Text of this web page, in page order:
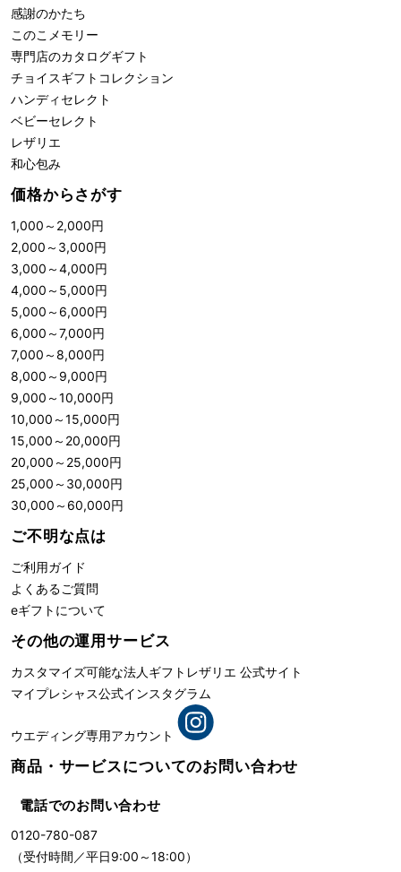
感謝のかたち
このこメモリー
専門店のカタログギフト
チョイスギフトコレクション
ハンディセレクト
ベビーセレクト
レザリエ
和心包み
価格からさがす
1,000 ～ 2,000円
2,000 ～ 3,000円
3,000 ～4,000円
4,000 ～ 5,000円
5,000 ～ 6,000円
6,000 ～7,000円
7,000 ～8,000円
8,000 ～ 9,000円
9,000 ～10,000円
10,000 ～15,000円
15,000 ～ 20,000円
20,000 ～ 25,000円
25,000 ～ 30,000円
30,000 ～ 60,000円
ご不明な点は
ご利用ガイド
よくあるご質問
eギフトについて
その他の運用サービス
カスタマイズ可能な法人ギフト レザリエ 公式サイト
マイプレシャス公式インスタグラム
ウエディング専用アカウント
商品・サービスについてのお問い合わせ
電話でのお問い合わせ
0120-780-087
（受付時間／平日9:00～18:00）